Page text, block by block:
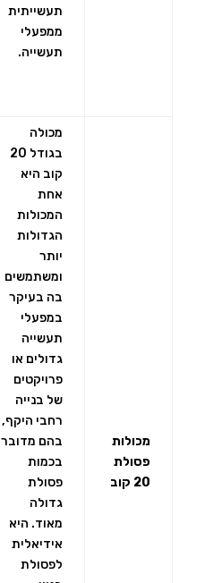
תעשייתית
ממפעלי
תעשייה.
מכולות
פסולת
20 קוב
מכולה
בגודל 20
קוב היא
אחת
המכולות
הגדולות
יותר
ומשתמשים
בה בעיקר
במפעלי
תעשייה
גדולים או
פרויקטים
של בנייה
רחבי היקף,
בהם מדובר
בכמות
פסולת
גדולה
מאוד. היא
אידיאלית
לפסולת